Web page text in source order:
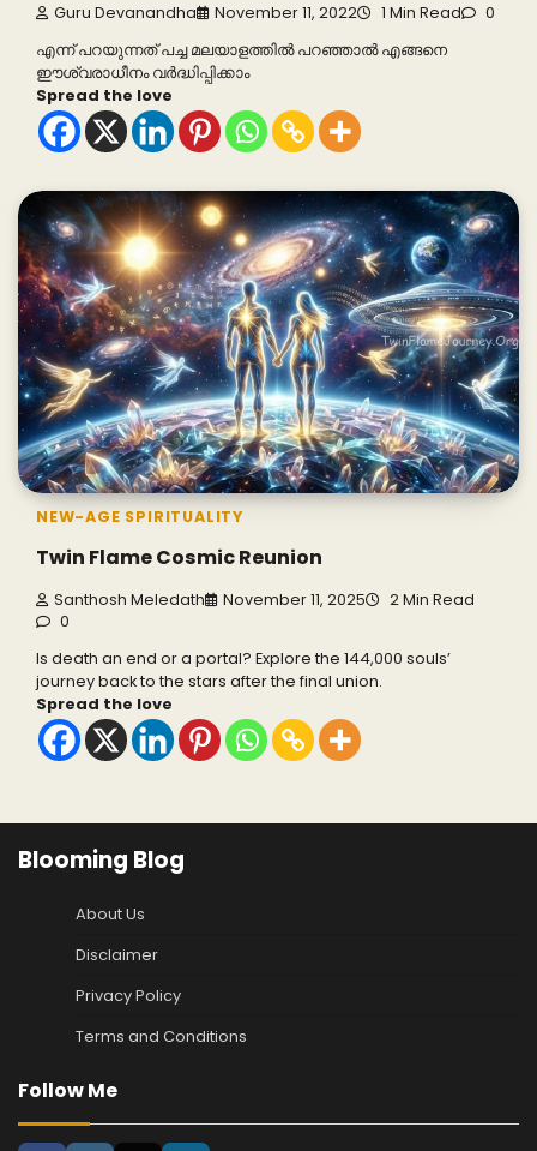
Guru Devanandha November 11, 2022 1 Min Read 0
എന്ന് പറയുന്നത് പച്ച മലയാളത്തിൽ പറഞ്ഞാൽ എങ്ങനെ
ഈശ്വരാധീനം വർദ്ധിപ്പിക്കാം
Spread the love
NEW-AGE SPIRITUALITY
Twin Flame Cosmic Reunion
Santhosh Meledath November 11, 2025
2 Min Read
0
Is death an end or a portal? Explore the 144,000 souls’
journey back to the stars after the final union.
Spread the love
Blooming Blog
About Us
Disclaimer
Privacy Policy
Terms and Conditions
Follow Me